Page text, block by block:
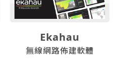
Ekahau
無線網路佈建軟體